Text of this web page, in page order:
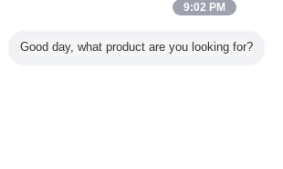
9:02 PM
Good day, what product are you looking for?